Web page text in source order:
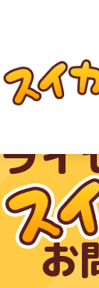
ライ
お